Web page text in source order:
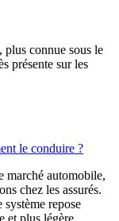
plus connue sous le
présente sur les
le conduire ?
marché automobile,
chez les assurés.
repose
et plus légère.